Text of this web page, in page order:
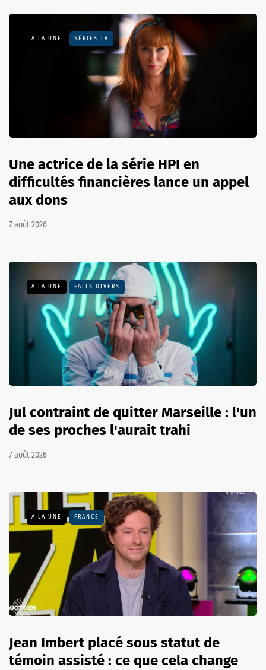
A LA UNE SÉRIES TV
Une actrice de la série HPI en
difficultés financières lance un appel
aux dons
7 août 2026
A LA UNE FAITS DIVERS
Jul contraint de quitter Marseille : l'un
de ses proches l'aurait trahi
7 août 2026
A LA UNE FRANCE
Jean Imbert placé sous statut de
témoin assisté : ce que cela change